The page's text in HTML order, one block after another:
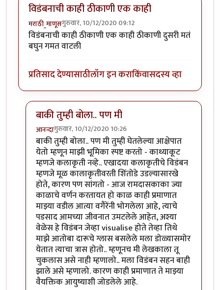
विडंबनाची काही ठीकाणी एक काही
मराठी_माणूसगुरुवार, 10/12/2020 09:12
विडंबनाची काही ठीकाणी एक काही ठीकाणी दुसरी मतं
बघुन गमत वाटली
प्रतिसाद देण्यासाठीलॉग इन कराकिंवासदस्य व्हा
बाकी तुम्ही बोला.. पण मी
आनन्दागुरुवार, 10/12/2020 10:26
In reply toविडंबनाची काही ठीकाणी एक काहीby
बाकी तुम्ही बोला.. पण मी तुम्ही घेतलेल्या आक्षेपात
येतो म्हणून माझी भूमिका स्पष्ट करतो - काथ्याकूट
म्हणजे कलाकृती नव्हे.. एखादया कलाकृतीचे विडंबन
म्हणजे मूळ कालाकृतीवरती शिंतोडे उडल्यासारखे
होते, कारण पण सांगतो - आज रामदासकाका ज्या
काळाचे वर्णन करतायत हो काळ काही प्रमाणात
माझ्या वडील आत्या वगैरेंनी भोगलेला आहे, त्याचे
पडसाद आमच्या जीवनात उमटलेले आहेत, अश्या
वेळेस हे विडंबन जेव्हा visualise होते तेव्हा तिथे
माझे आतोबा दारूचे ग्लास बसलेले मला डोळ्यासमोर
येतात त्याचा त्रास होतो.. म्हणूनच मी लेखकाला तू
चुकलास असे नाही म्हणालो.. मला विडंबन सहन बाही
झाले असे म्हणालो. कारण काही प्रमाणात ते माझ्या
वैयक्तिक आयुष्याशी जोडलेले आहे.